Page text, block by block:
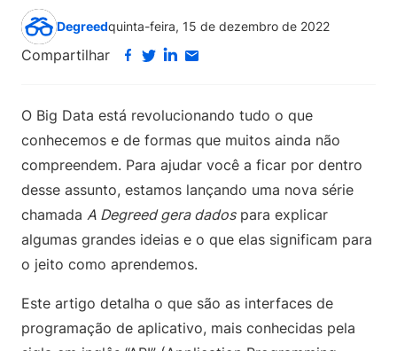
Degreedquinta-feira, 15 de dezembro de 2022
Compartilhar
O Big Data está revolucionando tudo o que
conhecemos e de formas que muitos ainda não
compreendem. Para ajudar você a ficar por dentro
desse assunto, estamos lançando uma nova série
chamada A Degreed gera dadospara explicar
algumas grandes ideias e o que elas significam para
o jeito como aprendemos.
Este artigo detalha o que são as interfaces de
programação de aplicativo, mais conhecidas pela